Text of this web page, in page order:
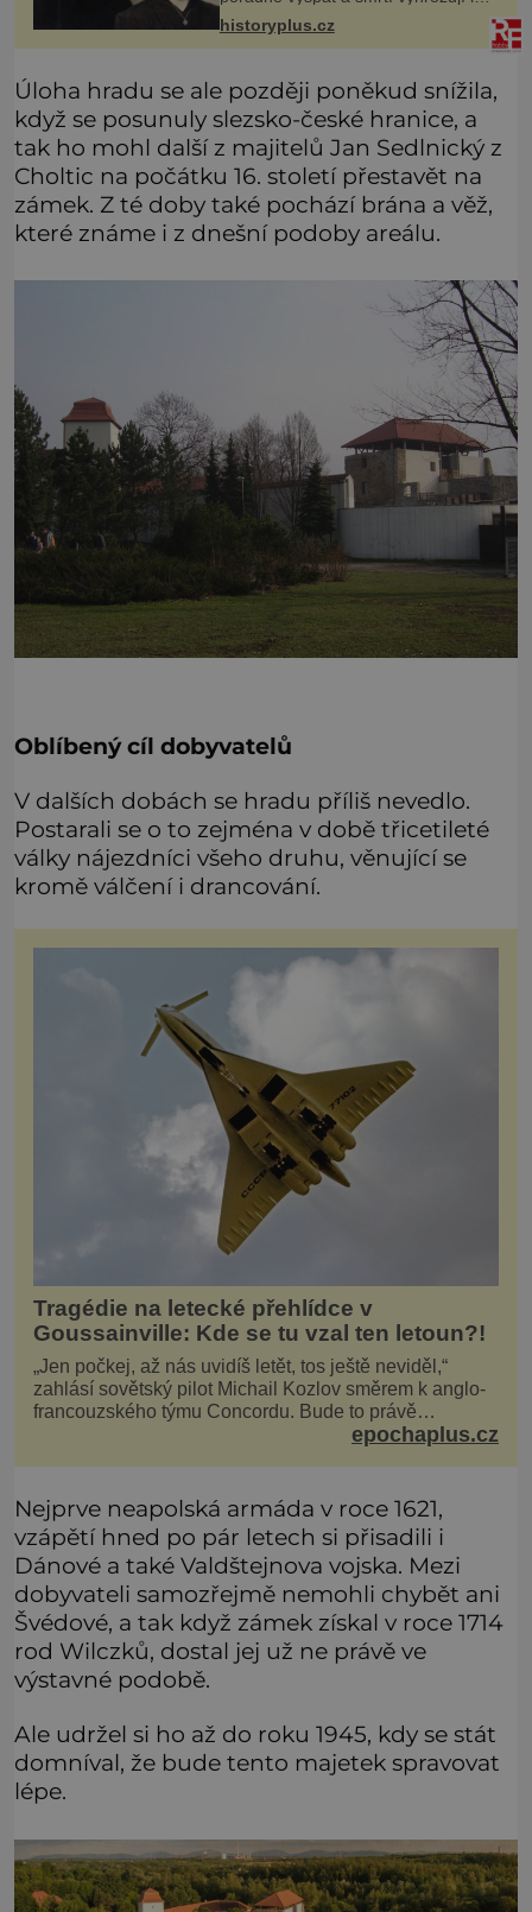
nevydrží a estébákům podepíše
všechno, co po něm chtějí. Svým
historyplus.cz
Úloha hradu se ale později poněkud snížila,
když se posunuly slezsko-české hranice, a
tak ho mohl další z majitelů Jan Sedlnický z
Choltic na počátku 16. století přestavět na
zámek. Z té doby také pochází brána a věž,
které známe i z dnešní podoby areálu.
Oblíbený cíl dobyvatelů
V dalších dobách se hradu příliš nevedlo.
Postarali se o to zejména v době třicetileté
války nájezdníci všeho druhu, věnující se
kromě válčení i drancování.
Tragédie na letecké přehlídce v
Goussainville: Kde se tu vzal ten letoun?!
„Jen počkej, až nás uvidíš letět, tos ještě neviděl,“
zahlásí sovětský pilot Michail Kozlov směrem k anglo-
francouzského týmu Concordu. Bude to právě
konkurenční boj, co bude stát za smrtí celé 6členné
epochaplus.cz
Nejprve neapolská armáda v roce 1621,
vzápětí hned po pár letech si přisadili i
Dánové a také Valdštejnova vojska. Mezi
dobyvateli samozřejmě nemohli chybět ani
Švédové, a tak když zámek získal v roce 1714
rod Wilczků, dostal jej už ne právě ve
výstavné podobě.
Ale udržel si ho až do roku 1945, kdy se stát
domníval, že bude tento majetek spravovat
lépe.